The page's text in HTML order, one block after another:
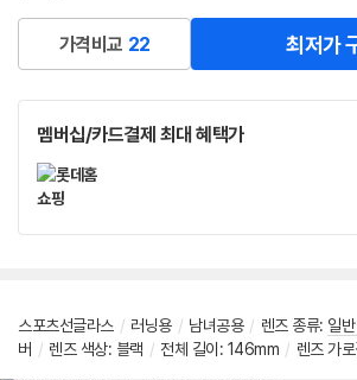
가격비교 22 최저가
멤버십/카드결제 최대 혜택가
스포츠선글라스 / 러닝용 / 남녀공용 / 렌즈 종류: 일
버 / 렌즈 색상: 블랙 / 전체 길이 : 146mm / 렌즈 가로